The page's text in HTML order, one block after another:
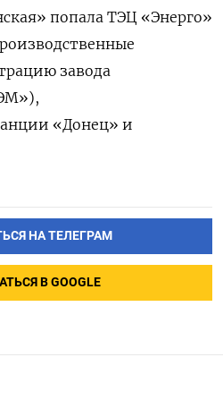
попала ТЭЦ «Энерго»
завода
«Донец» и
НА ТЕЛЕГРАМ
В GOOGLE